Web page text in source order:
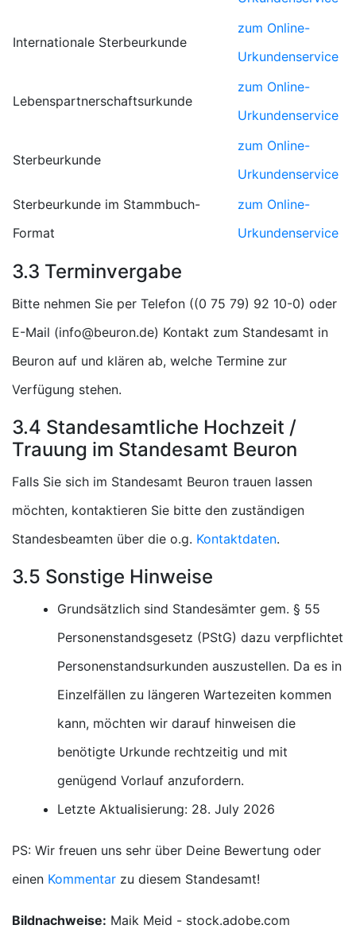
Internationale Sterbeurkunde
zum Online-
Urkundenservice
Lebenspartnerschaftsurkunde
zum Online-
Urkundenservice
Sterbeurkunde
zum Online-
Urkundenservice
Sterbeurkunde im Stammbuch-
Format
zum Online-
Urkundenservice
3.3 Terminvergabe
Bitte nehmen Sie per Telefon (
) oder
E-Mail (
) Kontakt zum Standesamt in
Beuron auf und klären ab, welche Termine zur
Verfügung stehen.
3.4 Standesamtliche Hochzeit /
Trauung im Standesamt Beuron
Falls Sie sich im Standesamt Beuron trauen lassen
möchten, kontaktieren Sie bitte den zuständigen
Standesbeamten über die o.g. Kontaktdaten.
3.5 Sonstige Hinweise
Grundsätzlich sind Standesämter gem. § 55
Personenstandsgesetz (PStG) dazu verpflichtet
Personenstandsurkunden auszustellen. Da es in
Einzelfällen zu längeren Wartezeiten kommen
kann, möchten wir darauf hinweisen die
benötigte Urkunde rechtzeitig und mit
genügend Vorlauf anzufordern.
Letzte Aktualisierung: 28. July 2026
PS: Wir freuen uns sehr über Deine Bewertung oder
einen Kommentar zu diesem Standesamt!
Bildnachweise: Maik Meid - stock.adobe.com